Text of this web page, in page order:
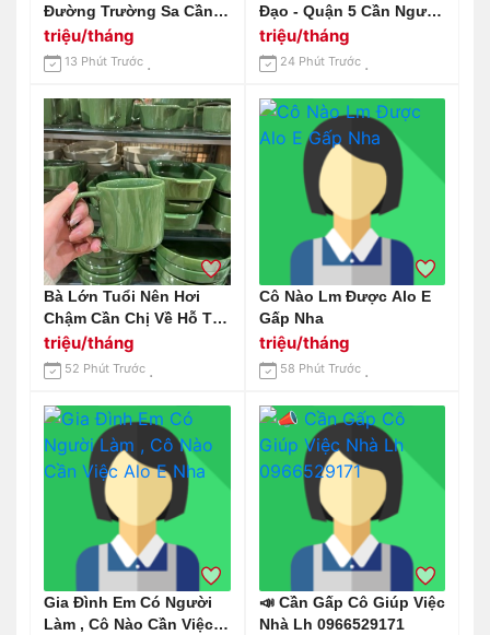
Đường Trường Sa Cần
Gấp Chị Giúp Việc Nhà
Lương 12 Triệu
triệu/tháng
13 Phút Trước
Đạo - Quận 5 Cần Người
Giúp Việc Bao Ăn Ở Lại
Được ,lương Tháng 12
Triệu.
triệu/tháng
24 Phút Trước
Bà Lớn Tuổi Nên Hơi
Chậm Cần Chị Về Hỗ Trợ
Bà
triệu/tháng
52 Phút Trước
Cô Nào Lm Được Alo E
Gấp Nha
triệu/tháng
58 Phút Trước
Gia Đình Em Có Người
Làm , Cô Nào Cần Việc
📣 Cần Gấp Cô Giúp Việc
Nhà Lh 0966529171